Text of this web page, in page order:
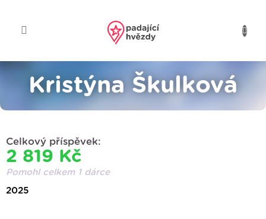
Kristýna Škulková
Celkový příspěvek:
2 819 Kč
Pomohl celkem 1 dárce
2025